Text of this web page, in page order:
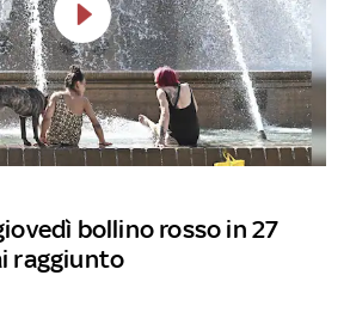
bollino rosso in 27
raggiunto